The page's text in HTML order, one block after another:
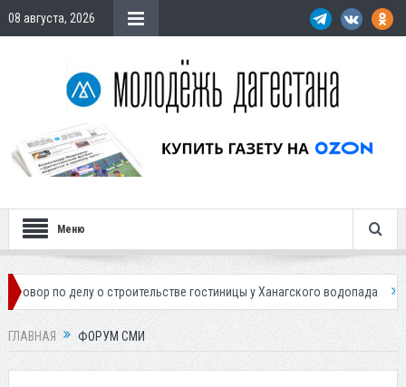
08 августа, 2026
Меню
делу о строительстве гостиницы у Ханагского водопада Власти
ГЛАВНАЯ ФОРУМ СМИ